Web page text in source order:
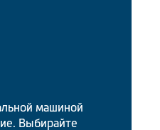
машиной
Выбирайте